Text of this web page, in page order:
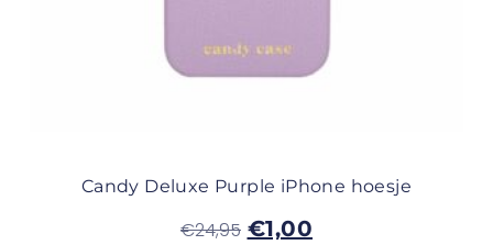
Candy Deluxe Purple iPhone hoesje
€24,95 €1,00